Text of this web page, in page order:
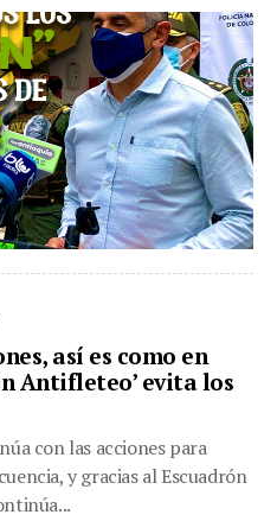
así es como en
Antifleteo’ evita los
con las acciones para
y gracias al Escuadrón